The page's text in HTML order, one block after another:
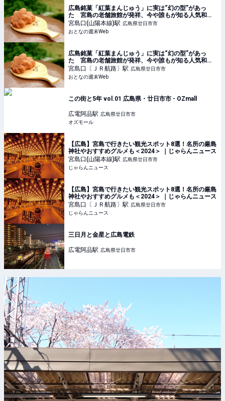
広島銘菓「紅葉まんじゅう」に実は“幻の型”があっ
た 宮島の老舗旅館が発祥、今や誰もが知る人気和菓
子になった背景に迫る - おとなの週末Web
宮島口(山陽本線)駅 広島県廿日市市
おとなの週末Web
広島銘菓「紅葉まんじゅう」に実は“幻の型”があっ
た 宮島の老舗旅館が発祥、今や誰もが知る人気和菓
子になった背景に迫る - おとなの週末Web
宮島口〔ＪＲ航路〕駅 広島県廿日市市
おとなの週末Web
この街と5年 vol.01 広島県・廿日市市 - OZmall
広電阿品駅 広島県廿日市市
オズモール
【広島】宮島で行きたい観光スポット8選！名所の厳島
神社やおすすめグルメも＜2024＞ ｜じゃらんニュース
宮島口(山陽本線)駅 広島県廿日市市
じゃらんニュース
【広島】宮島で行きたい観光スポット8選！名所の厳島
神社やおすすめグルメも＜2024＞ ｜じゃらんニュース
宮島口〔ＪＲ航路〕駅 広島県廿日市市
じゃらんニュース
三日月と金星と広島電鉄
広電阿品駅 広島県廿日市市